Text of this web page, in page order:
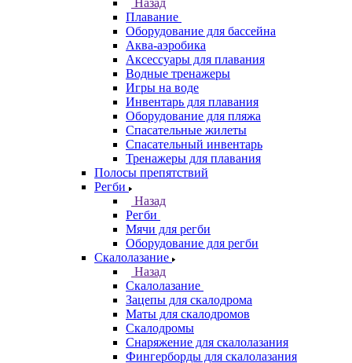
Назад
Плавание
Оборудование для бассейна
Аква-аэробика
Аксессуары для плавания
Водные тренажеры
Игры на воде
Инвентарь для плавания
Оборудование для пляжа
Спасательные жилеты
Спасательный инвентарь
Тренажеры для плавания
Полосы препятствий
Регби
Назад
Регби
Мячи для регби
Оборудование для регби
Скалолазание
Назад
Скалолазание
Зацепы для скалодрома
Маты для скалодромов
Скалодромы
Снаряжение для скалолазания
Фингерборды для скалолазания